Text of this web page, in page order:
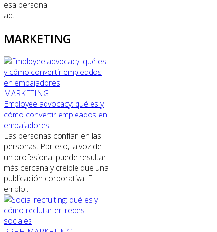
esa persona
ad...
MARKETING
MARKETING
Employee advocacy: qué es y
cómo convertir empleados en
embajadores
Las personas confían en las
personas. Por eso, la voz de
un profesional puede resultar
más cercana y creíble que una
publicación corporativa. El
emplo...